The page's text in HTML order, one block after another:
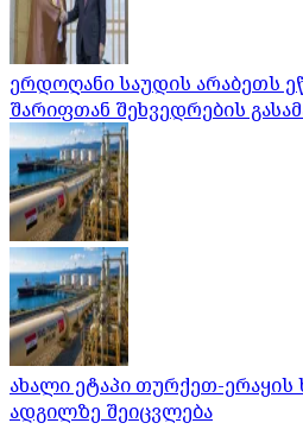
ერდოღანი საუდის არაბეთს
შარიფთან შეხვედრების
ახალი ეტაპი თურქეთ-ერაყის
ადგილზე შეიცვლება